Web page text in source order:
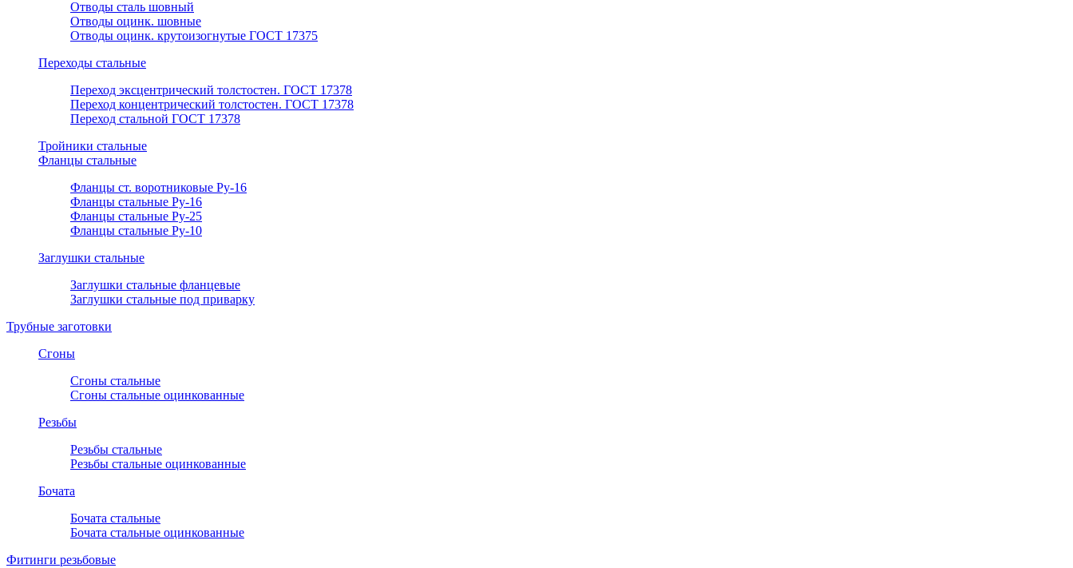
Отводы сталь шовный
Отводы оцинк. шовные
Отводы оцинк. крутоизогнутые ГОСТ 17375
Переходы стальные
Переход эксцентрический толстостен. ГОСТ 17378
Переход концентрический толстостен. ГОСТ 17378
Переход стальной ГОСТ 17378
Тройники стальные
Фланцы стальные
Фланцы ст. воротниковые Ру-16
Фланцы стальные Ру-16
Фланцы стальные Ру-25
Фланцы стальные Ру-10
Заглушки стальные
Заглушки стальные фланцевые
Заглушки стальные под приварку
Трубные заготовки
Сгоны
Сгоны стальные
Сгоны стальные оцинкованные
Резьбы
Резьбы стальные
Резьбы стальные оцинкованные
Бочата
Бочата стальные
Бочата стальные оцинкованные
Фитинги резьбовые